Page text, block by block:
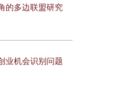
的多边联盟研究
业机会识别问题